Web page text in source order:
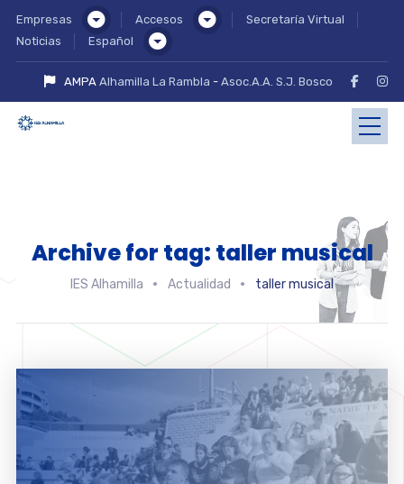
Empresas Accesos
Secretaría Virtual
Noticias
Español
AMPAAlhamilla La Rambla -Asoc.A.A. S.J. Bosco
Archive for tag: taller musical
IES Alhamilla Actualidad taller musical